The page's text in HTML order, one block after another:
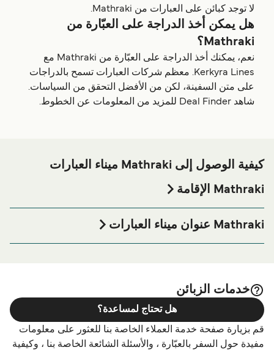
لا توجد كبائن على العبارات من Mathraki.
هل يمكن أخذ الدراجة على العبّارة من
Mathraki؟
نعم، يمكنك أخذ الدراجة على العبّارة من Mathraki مع
Kerkyra Lines. معظم شركات العبارات تسمح بالدراجات
على متن السفينة، لكن من الأفضل التحقق من السياسات.
شاهد Deal Finder للمزيد من المعلومات عن الخطوط.
كيفية الوصول إلى Mathraki ميناء العبارات
Mathraki الإقامة
العبارة قبل أو بعد رحلتك أو إذا كنت تبحث عن أماكن السكن
لإقامتك بالكامل، يرجى زيارة موقعنا على
Mathraki عنوان ميناء العبارات
خدمات الزبائن
قم بزيارة صفحة خدمة العملاء الخاصة بنا للعثور على معلومات
مفيدة حول السفر بالعبّارة ، والأسئلة الشائعة الخاصة بنا ، وكيفية
هل تحتاج لمساعدة؟